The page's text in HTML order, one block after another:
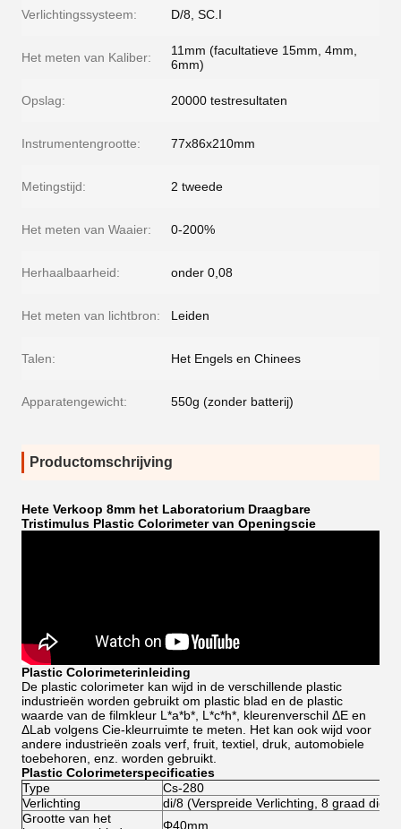
Verlichtingssysteem: D/8, SC.I
Het meten van Kaliber:
11mm (facultatieve 15mm, 4mm,
6mm)
Opslag: 20000 testresultaten
Instrumentengrootte: 77x86x210mm
Metingstijd: 2 tweede
Het meten van Waaier: 0-200%
Herhaalbaarheid: onder 0,08
Het meten van lichtbron: Leiden
Talen: Het Engels en Chinees
Apparatengewicht: 550g (zonder batterij)
Productomschrijving
Hete Verkoop 8mm het Laboratorium Draagbare
Tristimulus Plastic Colorimeter van Openingscie
Plastic Colorimeterinleiding
De plastic colorimeter kan wijd in de verschillende plastic
industrieën worden gebruikt om plastic blad en de plastic
waarde van de filmkleur L*a*b*, L*c*h*, kleurenverschil ΔE en
ΔLab volgens Cie-kleurruimte te meten. Het kan ook wijd voor
andere industrieën zoals verf, fruit, textiel, druk, automobiele
toebehoren, enz. worden gebruikt.
Plastic Colorimeterspecificaties
Type
Cs-280
Verlichting
di/8 (Verspreide Verlichting, 8 graad die
Grootte van het
Φ40mm